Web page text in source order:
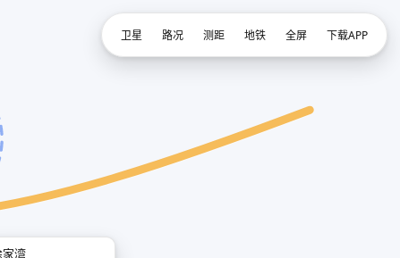
家湾
卫星 路况 测距 地铁 全屏 下载APP